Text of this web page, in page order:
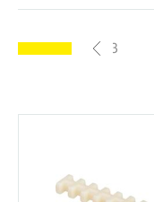
Modell 8310.33